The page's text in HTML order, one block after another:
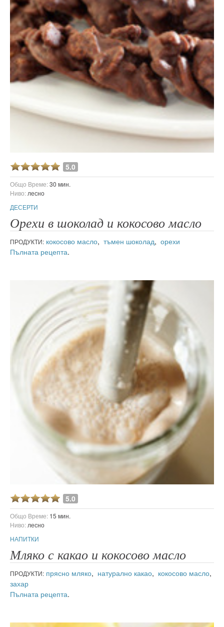
5.0
Общо Време:30 мин.
Ниво: лесно
ДЕСЕРТИ
Орехи в шоколад и кокосово масло
ПРОДУКТИ: кокосово масло, тъмен шоколад, орехи
Пълната рецепта.
5.0
Общо Време: 15 мин.
Ниво: лесно
НАПИТКИ
Мляко с какао и кокосово масло
ПРОДУКТИ: прясно мляко, натурално какао, кокосово масло,
захар
Пълната рецепта.